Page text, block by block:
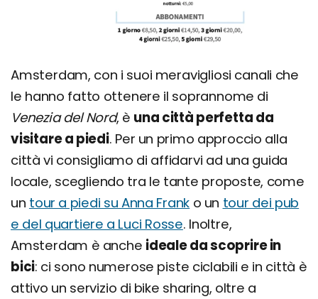
Amsterdam, con i suoi meravigliosi canali che
le hanno fatto ottenere il soprannome di
Venezia del Nord, è una città perfetta da
visitare a piedi. Per un primo approccio alla
città vi consigliamo di affidarvi ad una guida
locale, scegliendo tra le tante proposte, come
un tour a piedi su Anna Frank o un tour dei pub
e del quartiere a Luci Rosse. Inoltre,
Amsterdam è anche ideale da scoprire in
bici: ci sono numerose piste ciclabili e in città è
attivo un servizio di bike sharing, oltre a